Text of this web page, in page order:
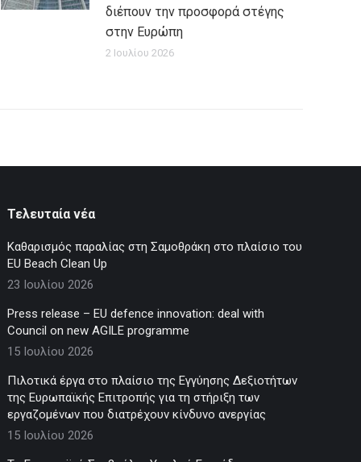
διέπουν την προσφορά στέγης
στην Ευρώπη
2 Ιουλίου 2026
Τελευταία νέα
Καθαρισμός παραλίας στη Σαμοθράκη στο πλαίσιο του
EU Beach Clean Up
23 Ιουλίου 2026
Press release – EU defence innovation: deal with
Council on new AGILE programme
15 Ιουλίου 2026
Πιλοτικά έργα στο πλαίσιο της Εγγύησης Δεξιοτήτων
της Ευρωπαϊκής Επιτροπής για τη στήριξη των
εργαζομένων που διατρέχουν κίνδυνο ανεργίας
15 Ιουλίου 2026